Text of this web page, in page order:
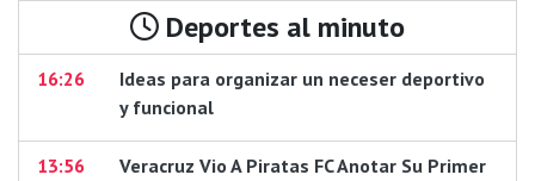
Deportes al minuto
16:26
Ideas para organizar un neceser deportivo
y funcional
13:56
Veracruz Vio A Piratas FC Anotar Su Primer